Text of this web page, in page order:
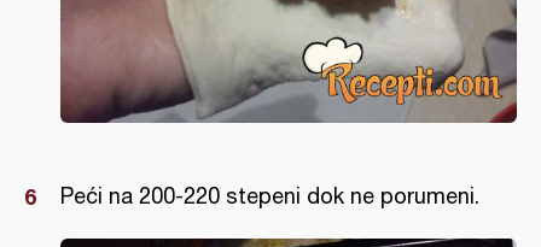
Peći na 200-220 stepeni dok ne porumeni.